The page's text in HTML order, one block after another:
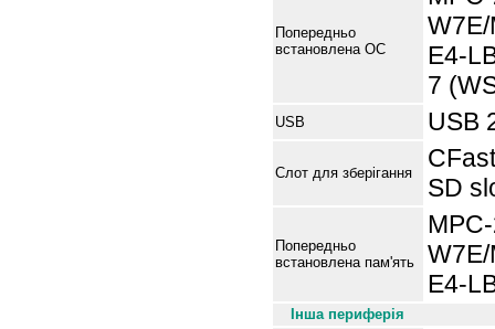
Попередньо
встановлена ОС
E4-
7
USB USB
Слот для зберігання
SD
Попередньо
встановлена пам'ять
E4-
Інша периферія